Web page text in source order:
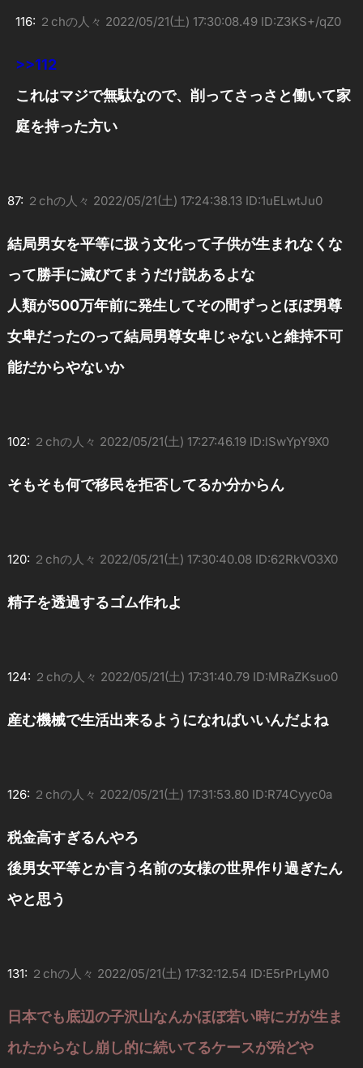
116: ２chの人々 2022/05/21(土) 17:30:08.49 ID:Z3KS+/qZ0
>>112
これはマジで無駄なので、削ってさっさと働いて家
庭を持った方い
87: ２chの人々 2022/05/21(土) 17:24:38.13 ID:1uELwtJu0
結局男女を平等に扱う文化って子供が生まれなくな
って勝手に滅びてまうだけ説あるよな
人類が500万年前に発生してその間ずっとほぼ男尊
女卑だったのって結局男尊女卑じゃないと維持不可
能だからやないか
102: ２chの人々 2022/05/21(土) 17:27:46.19 ID:lSwYpY9X0
そもそも何で移民を拒否してるか分からん
120: ２chの人々 2022/05/21(土) 17:30:40.08 ID:62RkVO3X0
精子を透過するゴム作れよ
124: ２chの人々 2022/05/21(土) 17:31:40.79 ID:MRaZKsuo0
産む機械で生活出来るようになればいいんだよね
126: ２chの人々 2022/05/21(土) 17:31:53.80 ID:R74Cyyc0a
税金高すぎるんやろ
後男女平等とか言う名前の女様の世界作り過ぎたん
やと思う
131: ２chの人々 2022/05/21(土) 17:32:12.54 ID:E5rPrLyM0
日本でも底辺の子沢山なんかほぼ若い時にガが生ま
れたからなし崩し的に続いてるケースが殆どや